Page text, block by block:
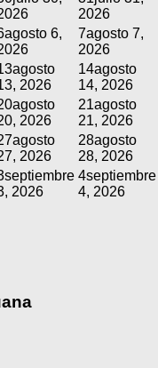
2026
agosto 6,
7agosto 7,
2026
agosto
2026
14agosto
14, 2026
agosto
2026
21agosto
21, 2026
agosto
2026
28agosto
28, 2026
septiembre
2026
4septiembre
4, 2026